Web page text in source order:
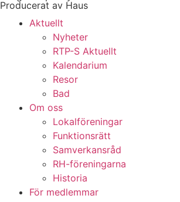
Producerat av Haus
Aktuellt
Nyheter
RTP-S Aktuellt
Kalendarium
Resor
Bad
Om oss
Lokalföreningar
Funktionsrätt
Samverkansråd
RH-föreningarna
Historia
För medlemmar